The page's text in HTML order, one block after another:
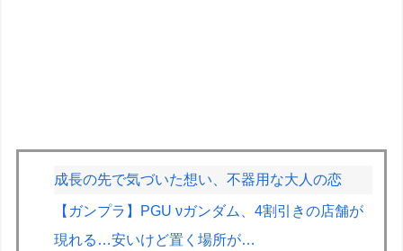
成長の先で気づいた想い、不器用な大人の恋
【ガンプラ】PGU νガンダム、4割引きの店舗が
現れる…安いけど置く場所が…